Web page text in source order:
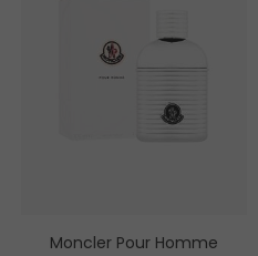
Moncler Pour Homme